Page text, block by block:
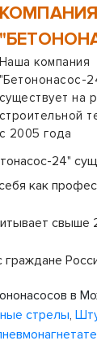
КОМПАНИЯ
Наша компания
"Бетононасос-
существует на
строительной
с 2005 года
24"
как
свыше
граждане
в
стрелы,